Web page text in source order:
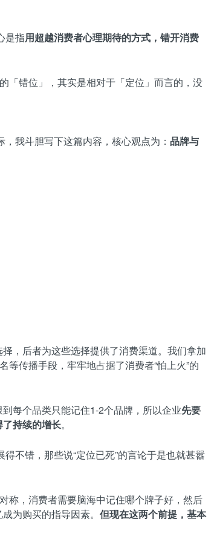
是指用超越消费者心理期待的方式，错开消费
「错位」，其实是相对于「定位」而言的，没
我斗胆写下这篇内容，核心观点为： 品牌与
择，后者为这些选择提供了消费渠道。我们拿加
传播手段，牢牢地占据了消费者“怕上火”的
每个品类只能记住1-2个品牌，所以企业先要
持续的增长。
不错，那些说“定位已死”的言论于是也就甚嚣
称，消费者需要脑海中记住哪个牌子好，然后
为购买的指导因素。 但现在这两个前提，基本